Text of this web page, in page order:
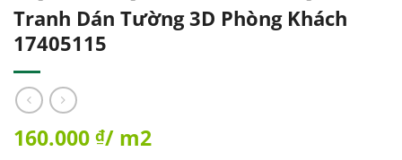
Tranh Dán Tường 3D Phòng Khách
17405115
160.000 ₫/ m2